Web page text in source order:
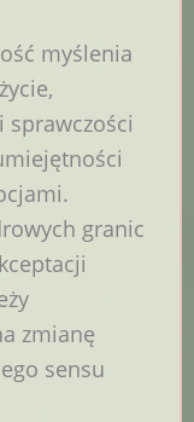
myślenia
sprawczości
granic
zmianę
sensu